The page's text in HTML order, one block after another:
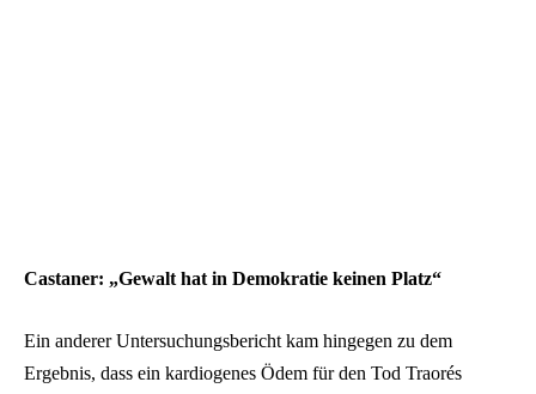
Castaner: „Gewalt hat in Demokratie keinen Platz“
Ein anderer Untersuchungsbericht kam hingegen zu dem
Ergebnis, dass ein kardiogenes Ödem für den Tod Traorés